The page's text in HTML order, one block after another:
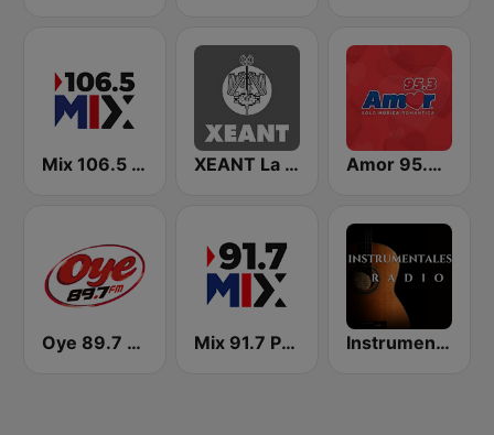
Mix 106.5 Querétaro XEANT La Voz de las Huastecas Amor 95.3 FM
Oye 89.7 FM Mix 91.7 Puebla Instrumentales Radio